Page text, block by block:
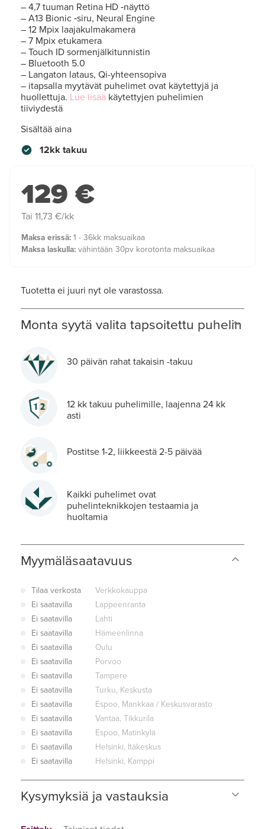
– 4,7 tuuman Retina HD ‐näyttö
– A13 Bionic ‐siru, Neural Engine
– 12 Mpix laajakulmakamera
– 7 Mpix etukamera
– Touch ID sormenjälkitunnistin
– Bluetooth 5.0
– Langaton lataus, Qi-yhteensopiva
– itapsalla myytävät puhelimet ovat käytettyjä ja
huollettuja. Lue lisää käytettyjen puhelimien
tiiviydestä
Sisältää aina
12kk takuu
129 €
Tai 11,73 €/kk
Maksa erissä: 1 - 36kk maksuaikaa
Maksa laskulla: vähintään 30pv korotonta maksuaikaa
Tuotetta ei juuri nyt ole varastossa.
Monta syytä valita tapsoitettu puhelin
30 päivän rahat takaisin -takuu
12 kk takuu puhelimille, laajenna 24 kk
asti
Postitse 1-2, liikkeestä 2-5 päivää
Kaikki puhelimet ovat
puhelinteknikkojen testaamia ja
huoltamia
Myymäläsaatavuus
Tilaa verkosta
Verkkokauppa
Ei saatavilla
Lappeenranta
Ei saatavilla
Lahti
Ei saatavilla
Hämeenlinna
Ei saatavilla
Oulu
Ei saatavilla
Porvoo
Ei saatavilla
Tampere
Ei saatavilla
Turku, Keskusta
Ei saatavilla
Espoo, Mankkaa / Keskusvarasto
Ei saatavilla
Vantaa, Tikkurila
Ei saatavilla
Espoo, Matinkylä
Ei saatavilla
Helsinki, Itäkeskus
Ei saatavilla
Helsinki, Kamppi
Kysymyksiä ja vastauksia